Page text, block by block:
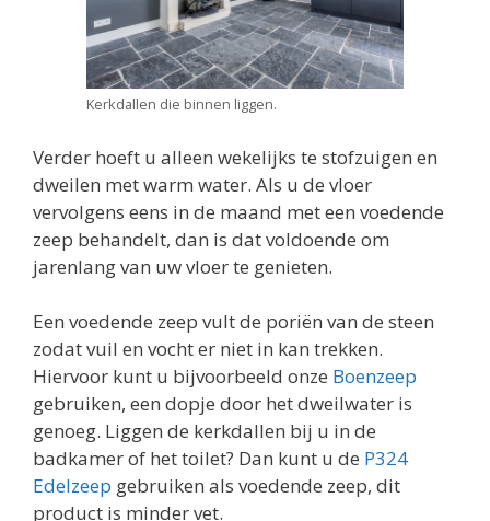
Kerkdallen die binnen liggen.
Verder hoeft u alleen wekelijks te stofzuigen en
dweilen met warm water. Als u de vloer
vervolgens eens in de maand met een voedende
zeep behandelt, dan is dat voldoende om
jarenlang van uw vloer te genieten.
Een voedende zeep vult de poriën van de steen
zodat vuil en vocht er niet in kan trekken.
Hiervoor kunt u bijvoorbeeld onze Boenzeep
gebruiken, een dopje door het dweilwater is
genoeg. Liggen de kerkdallen bij u in de
badkamer of het toilet? Dan kunt u de P324
Edelzeep gebruiken als voedende zeep, dit
product is minder vet.